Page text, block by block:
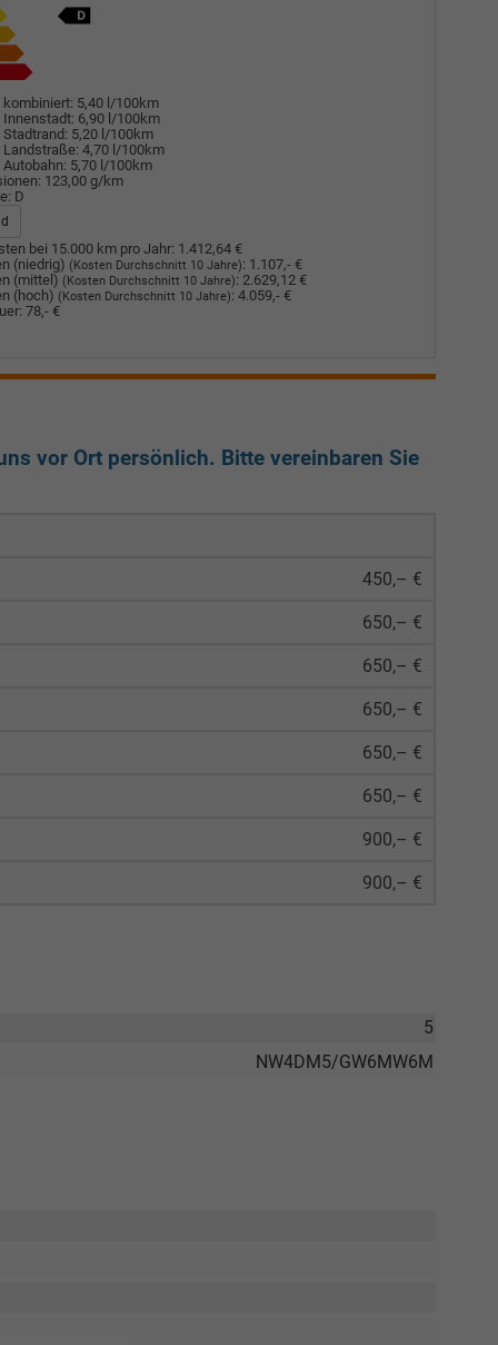
5,40 l/100km
6,90 l/100km
5,20 l/100km
4,70 l/100km
5,70 l/100km
123,00 g/km
D
bei 15.000 km pro Jahr: 1.412,64 €
(niedrig) (Kosten Durchschnitt 10 Jahre): 1.107,- €
(mittel) (Kosten Durchschnitt 10 Jahre): 2.629,12 €
(hoch) (Kosten Durchschnitt 10 Jahre): 4.059,- €
78,- €
vor Ort persönlich. Bitte vereinbaren Sie
450,– €
650,– €
650,– €
650,– €
650,– €
650,– €
900,– €
900,– €
5
NW4DM5/GW6MW6M